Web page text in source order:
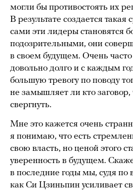
могли бы противостоять их
В результате создается такая
сами эти лидеры становятся
подозрительными, они
в своем будущем. Очень часто
довольно долго и с каждым
большую тревогу по поводу
не замышляет ли кто
свергнуть.
Мне это кажется очень
я понимаю, что есть
свою власть, но ценой этого
уверенность в будущем.
в последние годы мы, судя по
как Си Цзиньпин усиливает